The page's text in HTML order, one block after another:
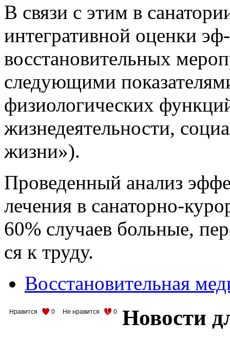
В связи с этим в
интегративной оценки
восстановительных
следующими
физиологических
жизнедеятельности,
жизни»).
Проведенный анализ
лечения в санаторно-
60% случаев больные,
ся к труду.
Восстановительная
Нравится 0 Не нравится 0 Новости